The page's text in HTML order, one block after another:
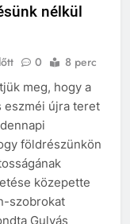
nélkül
0 8 perc
meg, hogy a
eszméi újra teret
földrészünkön
közepette
szobrokat
Gulyás